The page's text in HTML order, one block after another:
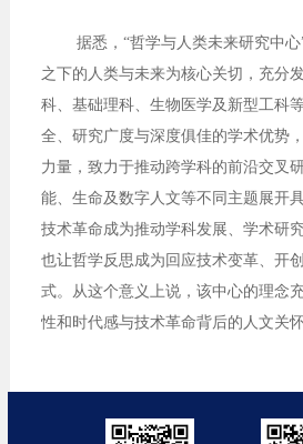
据悉，“哲学与人类未来研究中心
之下的人类与未来为核心关切，充分
科、基础理科、生物医学及新型工科
全、研究广度与深度俱佳的学术优势
力量，致力于推动跨学科的前沿交叉
能、生命及数字人文等不同主题展开
技术革命成为推动学科发展、学术研
也让哲学反思成为回应技术变革、开
式。从这个意义上说，该中心的理念
性和时代感与技术革命背后的人文关